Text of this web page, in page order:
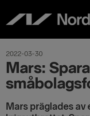
content
2022-03-30
Mars:
Mars präglades av